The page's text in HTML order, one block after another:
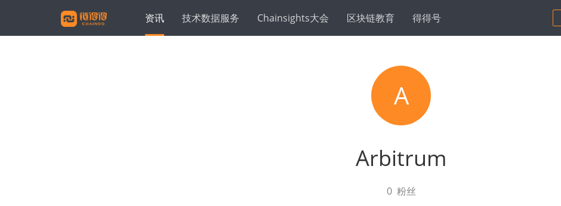
资讯 技术数据服务 Chainsights大会 区块链教育 得得号
A
Arbitrum
0粉丝